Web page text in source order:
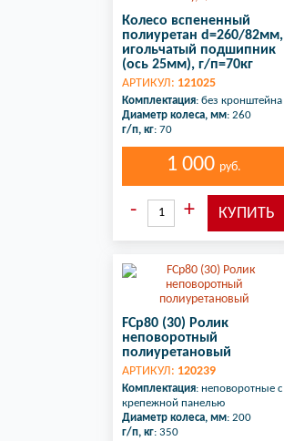
Колесо вспененный
полиуретан d=260/82мм,
игольчатый подшипник
(ось 25мм), г/п=70кг
АРТИКУЛ: 121025
Комплектация: без кронштейна
Диаметр колеса, мм: 260
г/п, кг: 70
1 000 руб.
FCp80 (30) Ролик
неповоротный
полиуретановый
АРТИКУЛ: 120239
Комплектация: неповоротные с
крепежной панелью
Диаметр колеса, мм: 200
г/п, кг: 350